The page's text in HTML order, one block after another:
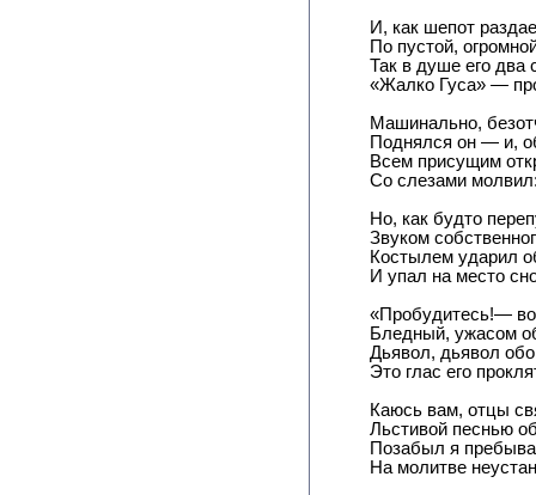
И, как шепот
По пустой,
Так в душе его два
«Жалко Гуса» —
Машинально,
Поднялся он — и,
Всем присущим
Со слезами
Но, как будто
Звуком
Костылем ударил
И упал на место
«Пробудитесь!—
Бледный, ужасом
Дьявол, дьявол
Это глас его
Каюсь вам, отцы
Льстивой песнью
Позабыл я
На молитве